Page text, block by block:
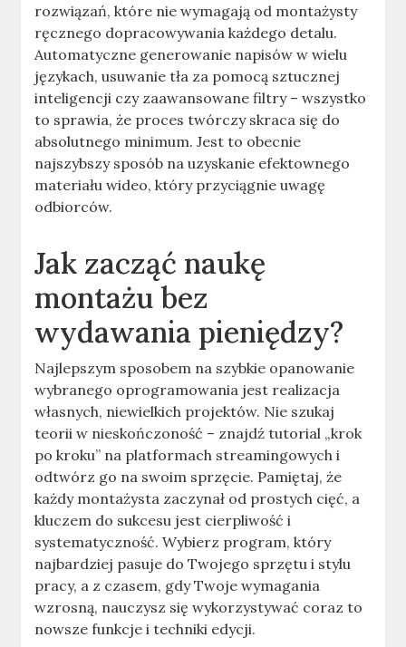
rozwiązań, które nie wymagają od montażysty
ręcznego dopracowywania każdego detalu.
Automatyczne generowanie napisów w wielu
językach, usuwanie tła za pomocą sztucznej
inteligencji czy zaawansowane filtry – wszystko
to sprawia, że proces twórczy skraca się do
absolutnego minimum. Jest to obecnie
najszybszy sposób na uzyskanie efektownego
materiału wideo, który przyciągnie uwagę
odbiorców.
Jak zacząć naukę
montażu bez
wydawania pieniędzy?
Najlepszym sposobem na szybkie opanowanie
wybranego oprogramowania jest realizacja
własnych, niewielkich projektów. Nie szukaj
teorii w nieskończoność – znajdź tutorial „krok
po kroku” na platformach streamingowych i
odtwórz go na swoim sprzęcie. Pamiętaj, że
każdy montażysta zaczynał od prostych cięć, a
kluczem do sukcesu jest cierpliwość i
systematyczność. Wybierz program, który
najbardziej pasuje do Twojego sprzętu i stylu
pracy, a z czasem, gdy Twoje wymagania
wzrosną, nauczysz się wykorzystywać coraz to
nowsze funkcje i techniki edycji.